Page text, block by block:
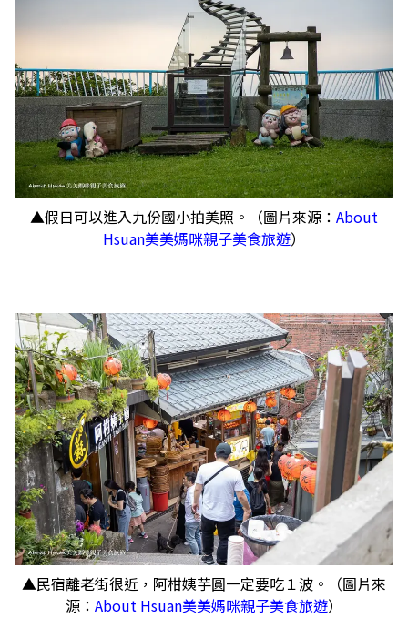
▲假日可以進入九份國小拍美照。（圖片來源： About
Hsuan美美媽咪親子美食旅遊）
▲民宿離老街很近，阿柑姨芋圓一定要吃１波。（圖片來
源： About Hsuan美美媽咪親子美食旅遊）